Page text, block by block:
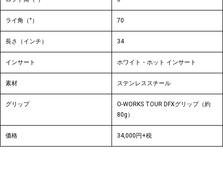
ライ角（°） 70
長さ（インチ） 34
インサート ホワイト・ホット インサート
素材 ステンレススチール
グリップ
O-WORKS TOUR DFXグリップ（約
80g）
価格 34,000円+税